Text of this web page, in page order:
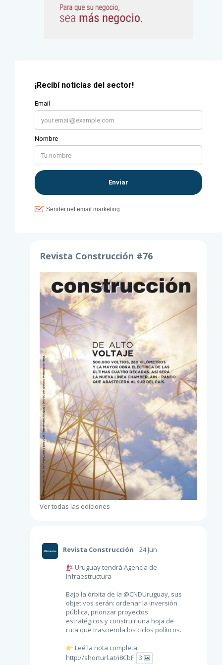
Revista Construcción #76
Ver todas las ediciones
Revista Construcción
24 Jun
Uruguay tendrá Agencia de
Infraestructura
Bajo la órbita de la @CNDUruguay, sus
objetivos serán: ordenar la inversión
pública, priorizar proyectos
estratégicos y construir una hoja de
ruta que trascienda los ciclos políticos.
Leé la nota completa
http://shorturl.at/i8CbF 3